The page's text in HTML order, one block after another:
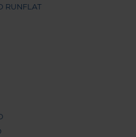
RUNFLAT